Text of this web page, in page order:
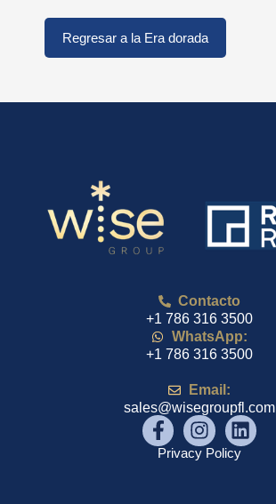
Regresar a la Era dorada
Contacto
+1 786 316 3500
WhatsApp:
+1 786 316 3500
Email:
sales@wisegroupfl.com
Privacy Policy